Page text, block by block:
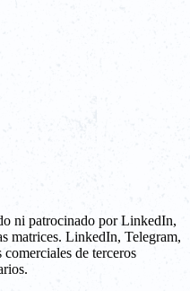
ni patrocinado por LinkedIn,
matrices. LinkedIn, Telegram,
de terceros